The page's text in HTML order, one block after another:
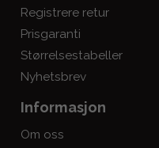
Registrere retur
Prisgaranti
Størrelsestabeller
Nyhetsbrev
Informasjon
Om oss